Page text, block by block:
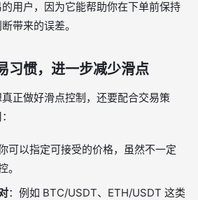
用户，因为它能帮助你在下单前保持
带来的误差。
习惯，进一步减少滑点
正做好滑点控制，还要配合交易策
可以指定可接受的价格，虽然不一定
。
：例如 BTC/USDT、ETH/USDT 这类